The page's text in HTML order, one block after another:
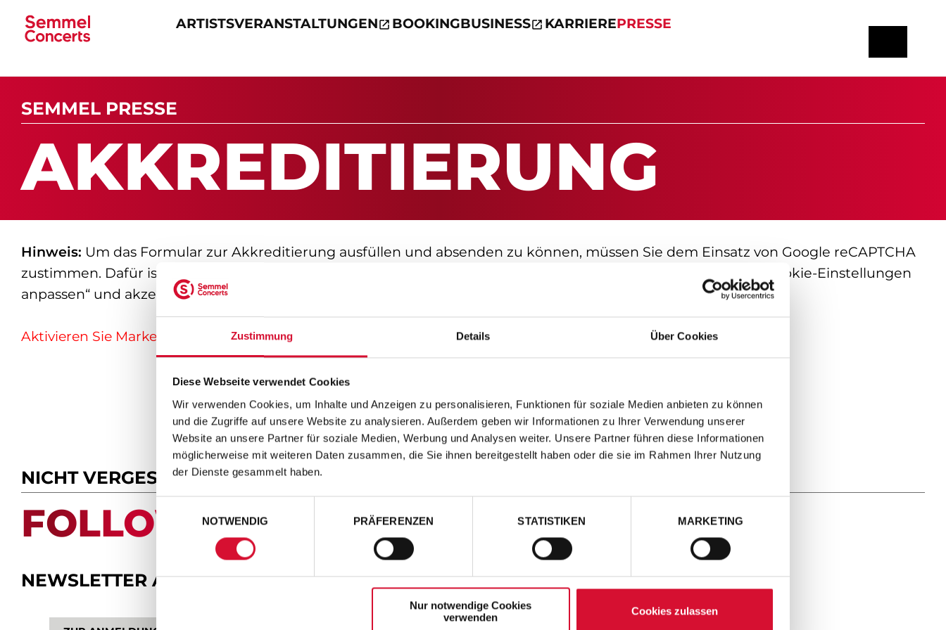
Zustimmung Details Über Cookies
Diese Webseite verwendet Cookies
Wir verwenden Cookies, um Inhalte und Anzeigen zu personalisieren, Funktionen für soziale Medien anbieten zu können
und die Zugriffe auf unsere Website zu analysieren. Außerdem geben wir Informationen zu Ihrer Verwendung unserer
Website an unsere Partner für soziale Medien, Werbung und Analysen weiter. Unsere Partner führen diese Informationen
möglicherweise mit weiteren Daten zusammen, die Sie ihnen bereitgestellt haben oder die sie im Rahmen Ihrer Nutzung
der Dienste gesammelt haben.
NOTWENDIG
PRÄFERENZEN STATISTIKEN MARKETING
Nur notwendige Cookies
verwenden
Cookies zulassen
ARTISTSVERANSTALTUNGEN BOOKINGBUSINESS KARRIEREPRESSE
SEMMEL PRESSE
AK­K­RE­DI­TIE­RUNG
Hinweis: Um das Formular zur Akkreditierung ausfüllen und absenden zu können, müssen Sie dem Einsatz von Google reCAPTCHA
zustimmen. Dafür ist es erforderlich, dass Sie die Marketing-Cookies aktivieren. Bitte klicken Sie auf den Link „Cookie-Einstellungen
anpassen“ und akzeptieren Sie die Marketing-Cookies, um fortzufahren.
Aktivieren Sie Marketing-Cookies hier.
NICHT VERGESSEN
FOLLOW US.
NEWSLETTER ABONNIEREN